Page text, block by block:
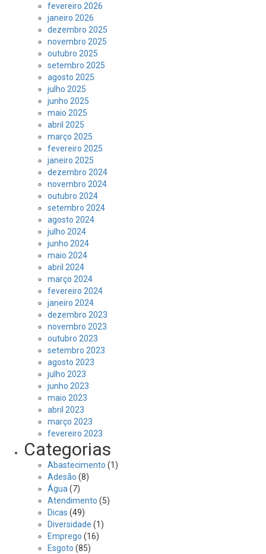
fevereiro 2026
janeiro 2026
dezembro 2025
novembro 2025
outubro 2025
setembro 2025
agosto 2025
julho 2025
junho 2025
maio 2025
abril 2025
março 2025
fevereiro 2025
janeiro 2025
dezembro 2024
novembro 2024
outubro 2024
setembro 2024
agosto 2024
julho 2024
junho 2024
maio 2024
abril 2024
março 2024
fevereiro 2024
janeiro 2024
dezembro 2023
novembro 2023
outubro 2023
setembro 2023
agosto 2023
julho 2023
junho 2023
maio 2023
abril 2023
março 2023
fevereiro 2023
Categorias
Abastecimento (1)
Adesão (8)
Água (7)
Atendimento (5)
Dicas (49)
Diversidade (1)
Emprego (16)
Esgoto (85)